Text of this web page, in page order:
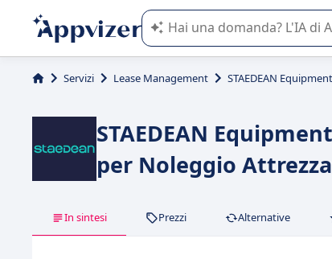
L'IA di Appvizer vi guida
Servizi Lease Management STAEDEAN
STAEDEAN
per Noleggio
In sintesi Prezzi Alternative